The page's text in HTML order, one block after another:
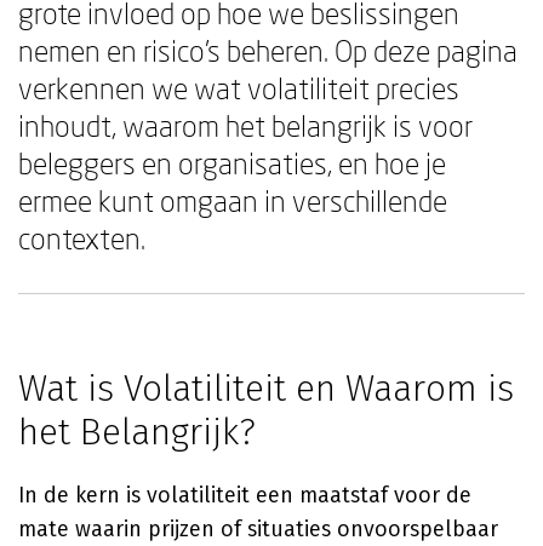
grote invloed op hoe we beslissingen
nemen en risico's beheren. Op deze pagina
verkennen we wat volatiliteit precies
inhoudt, waarom het belangrijk is voor
beleggers en organisaties, en hoe je
ermee kunt omgaan in verschillende
contexten.
Wat is Volatiliteit en Waarom is
het Belangrijk?
In de kern is volatiliteit een maatstaf voor de
mate waarin prijzen of situaties onvoorspelbaar